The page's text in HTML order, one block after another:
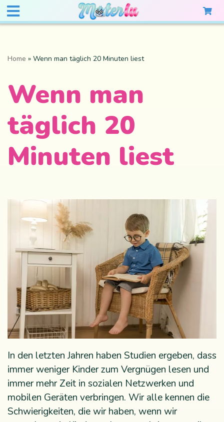
Home » Wenn man täglich 20 Minuten liest
Wenn man
täglich 20
Minuten liest
In den letzten Jahren haben Studien ergeben, dass
immer weniger Kinder zum Vergnügen lesen und
immer mehr Zeit in sozialen Netzwerken und
mobilen Geräten verbringen. Wir alle kennen die
Schwierigkeiten, die wir haben, wenn wir